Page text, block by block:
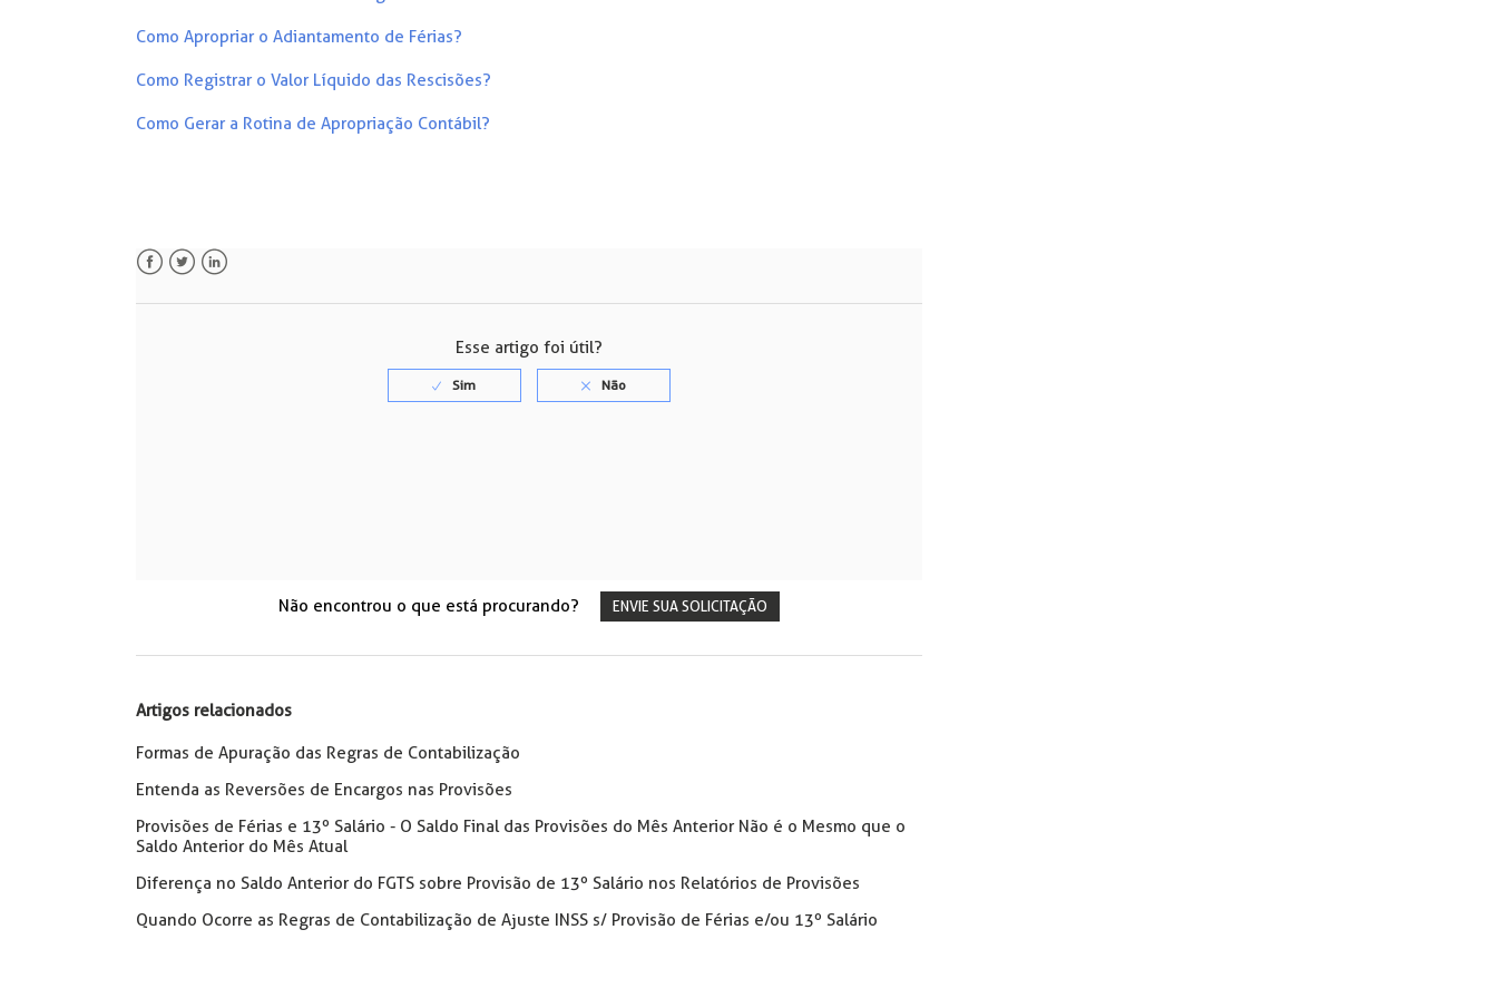
Como Apropriar o Adiantamento de Férias?
Como Registrar o Valor Líquido das Rescisões?
Como Gerar a Rotina de Apropriação Contábil?
Esse artigo foi útil?
Não encontrou o que está procurando? ENVIE SUA SOLICITAÇÃO
Artigos relacionados
Formas de Apuração das Regras de Contabilização
Entenda as Reversões de Encargos nas Provisões
Provisões de Férias e 13º Salário - O Saldo Final das Provisões do Mês Anterior Não é o Mesmo que o
Saldo Anterior do Mês Atual
Diferença no Saldo Anterior do FGTS sobre Provisão de 13º Salário nos Relatórios de Provisões
Quando Ocorre as Regras de Contabilização de Ajuste INSS s/ Provisão de Férias e/ou 13º Salário